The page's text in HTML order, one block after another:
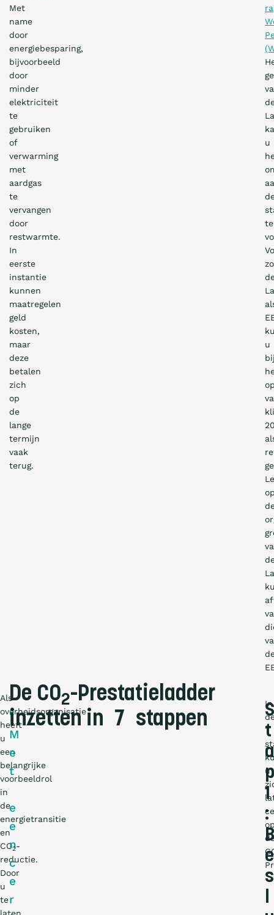
Met
name
door
energiebesparing,
bijvoorbeeld
door
minder
elektriciteit
te
gebruiken
of
verwarming
met
aardgas
te
vervangen
door
restwarmte.
In
eerste
instantie
kunnen
maatregelen
geld
kosten,
maar
deze
betalen
zich
op
de
lange
termijn
vaak
terug.
u
te
u
Als
overheidsorganisatie
heeft
u
een
belangrijke
voorbeeldrol
in
de
energietransitie
en
CO2-
reductie.
Door
u
te
“
M
e
t
e
e
n
c
e
r
De CO2-Prestatieladder
inzetten in 7 stappen
In
7
u
S
t
a
p
1
:
B
e
s
l